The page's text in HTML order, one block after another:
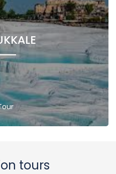
tours